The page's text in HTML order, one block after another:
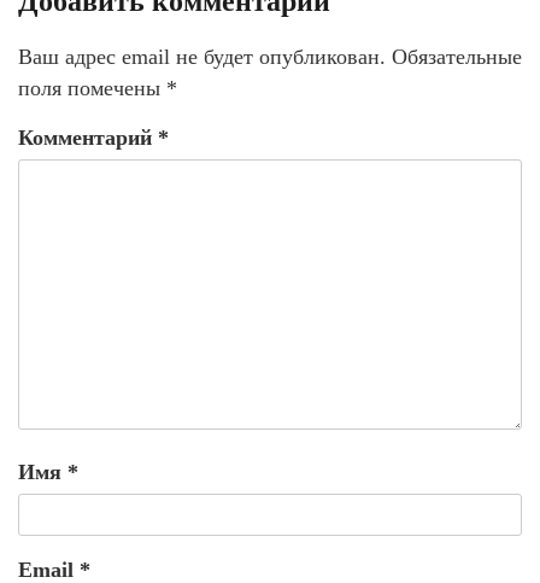
Ваш адрес email не будет опубликован. Обязательные
поля помечены *
Комментарий *
Имя *
Email *